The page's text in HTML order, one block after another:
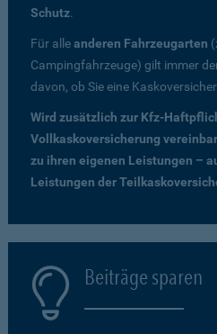
Schutz.
Für alleanderen Fahrzeugarten
Campingfahrzeuge) gilt immer
davon, ob Sie eine
Wird zusätzlich zur Kfz-
Vollkaskoversicherung
zu ihren eigenen Leistungen –
Leistungen der
Beiträge sparen